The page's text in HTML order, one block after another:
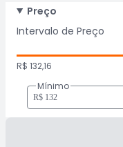
Preço
Intervalo de Preço
R$ 132,16
Mínimo